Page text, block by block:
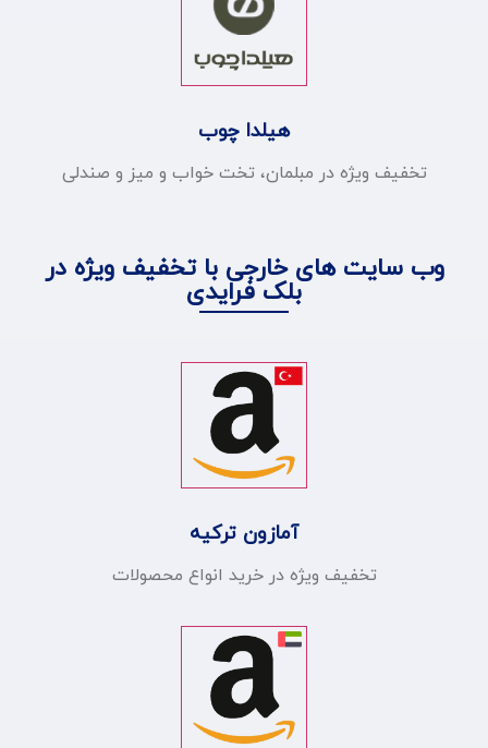
هیلدا چوب
تخفیف ویژه در مبلمان، تخت خواب و میز و صندلی
وب سایت های خارجی با تخفیف ویژه در
بلک فرایدی
آمازون ترکیه
تخفیف ویژه در خرید انواع محصولات